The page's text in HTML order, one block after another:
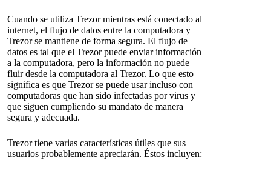
Cuando se utiliza Trezor mientras está conectado al
internet, el flujo de datos entre la computadora y
Trezor se mantiene de forma segura. El flujo de
datos es tal que el Trezor puede enviar información
a la computadora, pero la información no puede
fluir desde la computadora al Trezor. Lo que esto
significa es que Trezor se puede usar incluso con
computadoras que han sido infectadas por virus y
que siguen cumpliendo su mandato de manera
segura y adecuada.
Trezor tiene varias características útiles que sus
usuarios probablemente apreciarán. Éstos incluyen: